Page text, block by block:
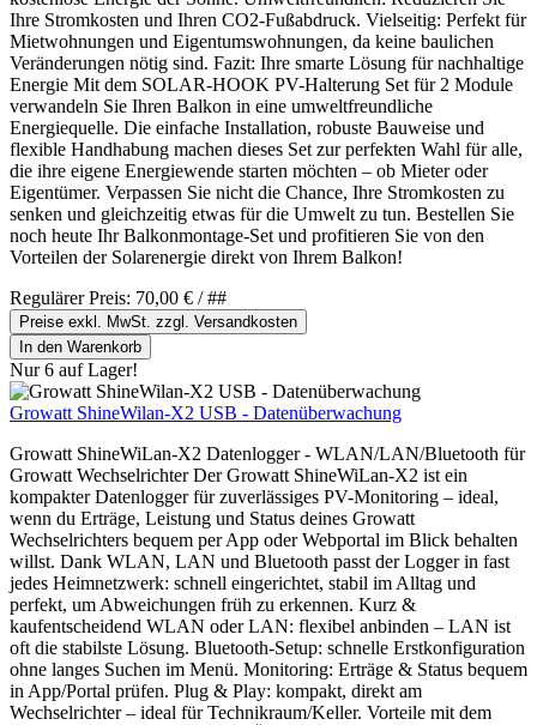
Ihre Stromkosten und Ihren CO2-Fußabdruck. Vielseitig: Perfekt für
Mietwohnungen und Eigentumswohnungen, da keine baulichen
Veränderungen nötig sind. Fazit: Ihre smarte Lösung für nachhaltige
Energie Mit dem SOLAR-HOOK PV-Halterung Set für 2 Module
verwandeln Sie Ihren Balkon in eine umweltfreundliche
Energiequelle. Die einfache Installation, robuste Bauweise und
flexible Handhabung machen dieses Set zur perfekten Wahl für alle,
die ihre eigene Energiewende starten möchten – ob Mieter oder
Eigentümer. Verpassen Sie nicht die Chance, Ihre Stromkosten zu
senken und gleichzeitig etwas für die Umwelt zu tun. Bestellen Sie
noch heute Ihr Balkonmontage-Set und profitieren Sie von den
Vorteilen der Solarenergie direkt von Ihrem Balkon!
Regulärer Preis: 70,00 € / ##
Preise exkl. MwSt. zzgl. Versandkosten
In den Warenkorb
Nur 6 auf Lager!
Growatt ShineWilan-X2 USB - Datenüberwachung
Growatt ShineWiLan-X2 Datenlogger - WLAN/LAN/Bluetooth für
Growatt Wechselrichter Der Growatt ShineWiLan-X2 ist ein
kompakter Datenlogger für zuverlässiges PV-Monitoring – ideal,
wenn du Erträge, Leistung und Status deines Growatt
Wechselrichters bequem per App oder Webportal im Blick behalten
willst. Dank WLAN, LAN und Bluetooth passt der Logger in fast
jedes Heimnetzwerk: schnell eingerichtet, stabil im Alltag und
perfekt, um Abweichungen früh zu erkennen. Kurz &
kaufentscheidend WLAN oder LAN: flexibel anbinden – LAN ist
oft die stabilste Lösung. Bluetooth-Setup: schnelle Erstkonfiguration
ohne langes Suchen im Menü. Monitoring: Erträge & Status bequem
in App/Portal prüfen. Plug & Play: kompakt, direkt am
Wechselrichter – ideal für Technikraum/Keller. Vorteile mit dem